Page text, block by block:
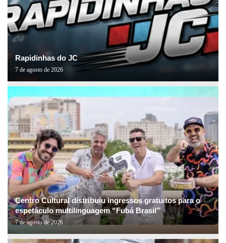
Rapidinhas do JC
7 de agosto de 2026
Centro Cultural distribuiu ingressos gratuitos para o
espetáculo multilinguagem “Fubá Brasil”
7 de agosto de 2026